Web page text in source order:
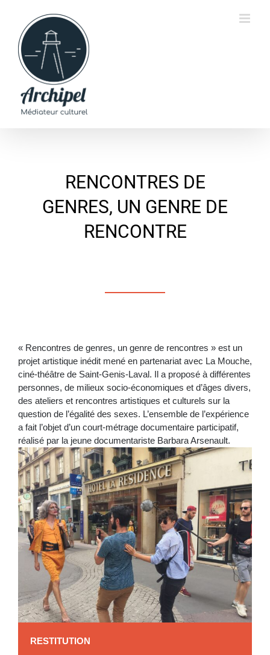
contenu
RENCONTRES DE
GENRES, UN GENRE DE
RENCONTRE
« Rencontres de genres, un genre de rencontres » est un
projet artistique inédit mené en partenariat avec La Mouche,
ciné-théâtre de Saint-Genis-Laval. Il a proposé à différentes
personnes, de milieux socio-économiques et d’âges divers,
des ateliers et rencontres artistiques et culturels sur la
question de l’égalité des sexes. L’ensemble de l’expérience
a fait l’objet d’un court-métrage documentaire participatif,
réalisé par la jeune documentariste Barbara Arsenault.
RESTITUTION